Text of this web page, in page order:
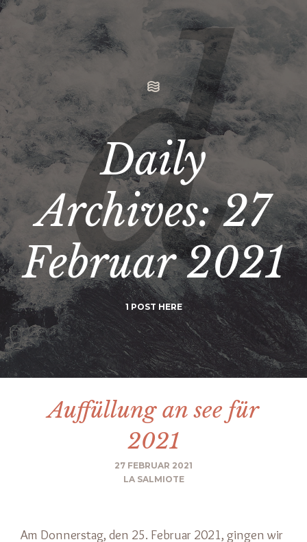
Daily
Archives:27
Februar 2021
1 POST HERE
Auffüllung an see für
2021
27 FEBRUAR 2021
LA SALMIOTE
Am Donnerstag, den 25. Februar 2021, gingen wir